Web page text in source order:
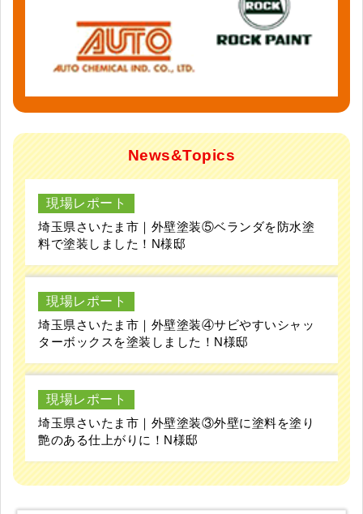
News&Topics
現場レポート
埼玉県さいたま市｜外壁塗装⑤ベランダを防水塗
料で塗装しました！N様邸
現場レポート
埼玉県さいたま市｜外壁塗装④サビやすいシャッ
ターボックスを塗装しました！N様邸
現場レポート
埼玉県さいたま市｜外壁塗装③外壁に塗料を塗り
艶のある仕上がりに！N様邸